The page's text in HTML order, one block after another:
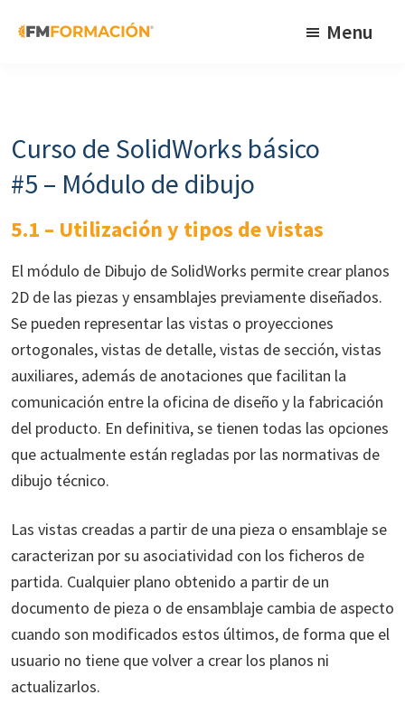
mecánica
Menu
Curso de SolidWorks básico
#5 – Módulo de dibujo
5.1 – Utilización y tipos de vistas
El módulo de Dibujo de SolidWorks permite crear planos
2D de las piezas y ensamblajes previamente diseñados.
Se pueden representar las vistas o proyecciones
ortogonales, vistas de detalle, vistas de sección, vistas
auxiliares, además de anotaciones que facilitan la
comunicación entre la oficina de diseño y la fabricación
del producto. En definitiva, se tienen todas las opciones
que actualmente están regladas por las normativas de
dibujo técnico.
Las vistas creadas a partir de una pieza o ensamblaje se
caracterizan por su asociatividad con los ficheros de
partida. Cualquier plano obtenido a partir de un
documento de pieza o de ensamblaje cambia de aspecto
cuando son modificados estos últimos, de forma que el
usuario no tiene que volver a crear los planos ni
actualizarlos.